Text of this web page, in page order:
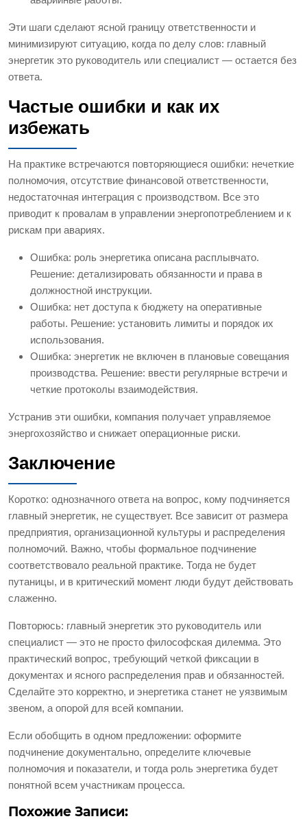
Эти шаги сделают ясной границу ответственности и
минимизируют ситуацию, когда по делу слов: главный
энергетик это руководитель или специалист — остается без
ответа.
Частые ошибки и как их
избежать
На практике встречаются повторяющиеся ошибки: нечеткие
полномочия, отсутствие финансовой ответственности,
недостаточная интеграция с производством. Все это
приводит к провалам в управлении энергопотреблением и к
рискам при авариях.
Ошибка: роль энергетика описана расплывчато.
Решение: детализировать обязанности и права в
должностной инструкции.
Ошибка: нет доступа к бюджету на оперативные
работы. Решение: установить лимиты и порядок их
использования.
Ошибка: энергетик не включен в плановые совещания
производства. Решение: ввести регулярные встречи и
четкие протоколы взаимодействия.
Устранив эти ошибки, компания получает управляемое
энергохозяйство и снижает операционные риски.
Заключение
Коротко: однозначного ответа на вопрос, кому подчиняется
главный энергетик, не существует. Все зависит от размера
предприятия, организационной культуры и распределения
полномочий. Важно, чтобы формальное подчинение
соответствовало реальной практике. Тогда не будет
путаницы, и в критический момент люди будут действовать
слаженно.
Повторюсь: главный энергетик это руководитель или
специалист — это не просто философская дилемма. Это
практический вопрос, требующий четкой фиксации в
документах и ясного распределения прав и обязанностей.
Сделайте это корректно, и энергетика станет не уязвимым
звеном, а опорой для всей компании.
Если обобщить в одном предложении: оформите
подчинение документально, определите ключевые
полномочия и показатели, и тогда роль энергетика будет
понятной всем участникам процесса.
Похожие Записи: